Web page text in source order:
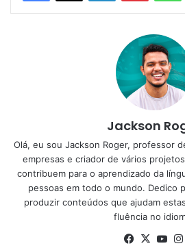
Jackson
Olá, eu sou Jackson Roger, professor
empresas e criador de vários
contribuem para o aprendizado da
pessoas em todo o mundo. Dedico
produzir conteúdos que ajudam
fluência no
Facebook
X